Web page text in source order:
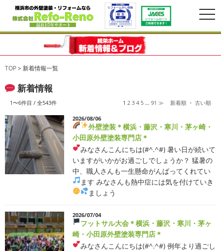
TOP>新着情報一覧
新着情報
1〜6件目 / 全543件 1 2 3 4 5 … 91 ≫ 新着順 ・ 古い順
2026/08/06
外壁塗装＊横浜・藤沢・寒川・茅ヶ崎・
小田原外壁塗装専門店＊
みなさんこんにちは(#^.^#)暑い日が続いて
いますがいかがお過ごしでしょうか？ 猛暑の
中、職人さんも一生懸命がんばってくれてい
ます みなさんも熱中症には気を付けていき
ましょう
2026/07/04
フットサル大会＊横浜・藤沢・寒川・茅ヶ
崎・小田原外壁塗装専門店＊
みなさんこんにちは(#^.^#)例年より過ごし